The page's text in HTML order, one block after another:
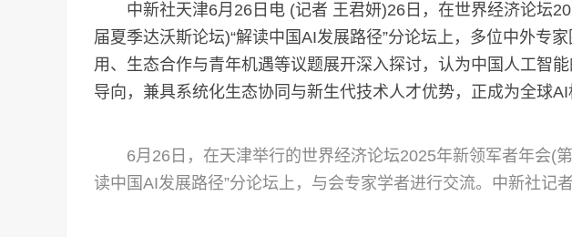
中新社天津6月26日电 (记者 王君妍)26日，在世界经济论坛
届夏季达沃斯论坛)“解读中国AI发展路径”分论坛上，多位中外专
用、生态合作与青年机遇等议题展开深入探讨，认为中国人工智
导向，兼具系统化生态协同与新生代技术人才优势，正成为全球AI
6月26日，在天津举行的世界经济论坛2025年新领军者年会(
读中国AI发展路径”分论坛上，与会专家学者进行交流。中新社记